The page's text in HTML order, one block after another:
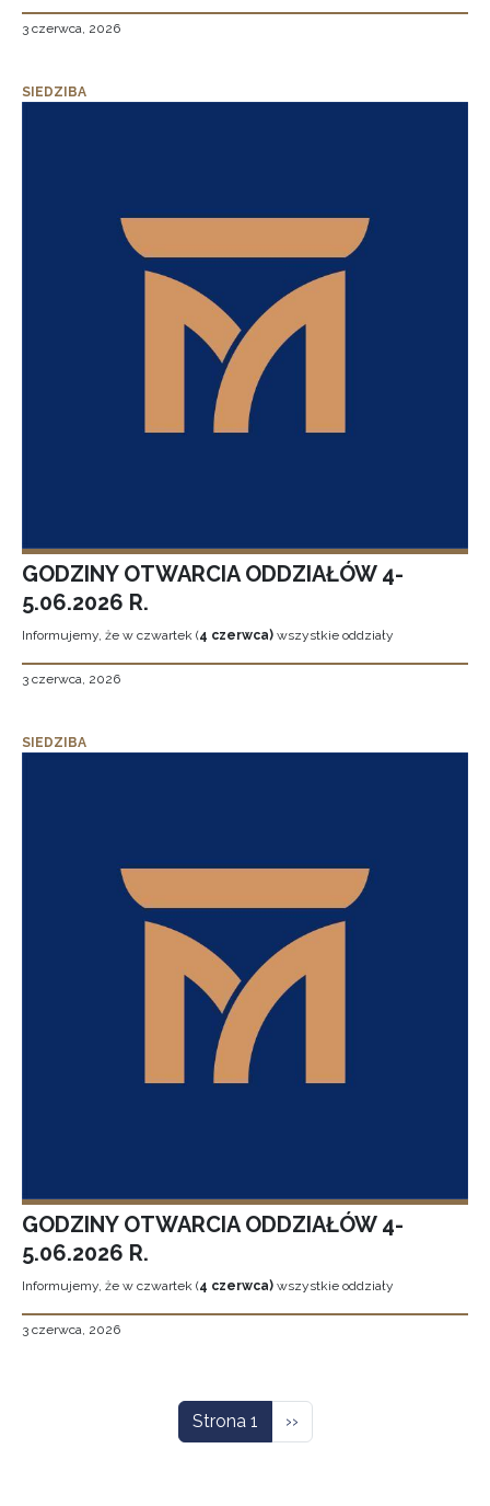
3 czerwca, 2026
SIEDZIBA
GODZINY OTWARCIA ODDZIAŁÓW 4-
5.06.2026 R.
Informujemy, że w czwartek (4 czerwca) wszystkie oddziały
3 czerwca, 2026
SIEDZIBA
GODZINY OTWARCIA ODDZIAŁÓW 4-
5.06.2026 R.
Informujemy, że w czwartek (4 czerwca) wszystkie oddziały
3 czerwca, 2026
Strona 1 Następna strona
››